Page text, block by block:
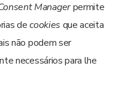
Managerpermite
decookies que aceita
não podem ser
necessários para lhe